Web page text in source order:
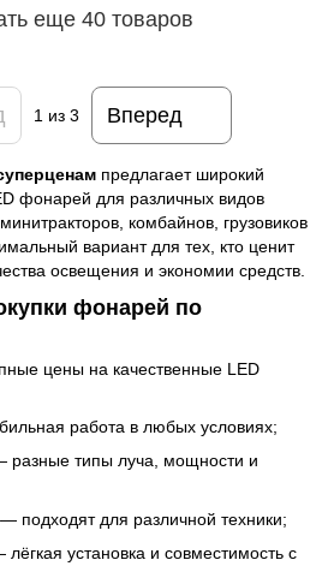
еще 40 товаров
1 из 3 Вперед
предлагает широкий
фонарей для различных видов
комбайнов, грузовиков
вариант для тех, кто ценит
освещения и экономии средств.
фонарей по
цены на качественные LED
работа в любых условиях;
разные типы луча, мощности и
— подходят для различной техники;
установка и совместимость с